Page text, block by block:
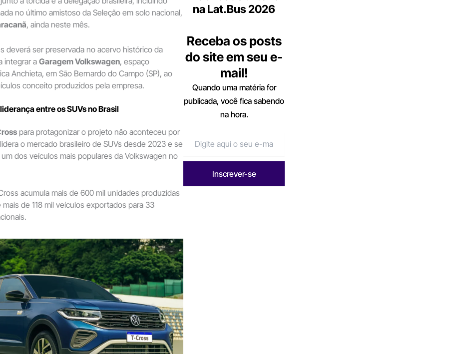
no último amistoso da Seleção em solo nacional,
, ainda neste mês.
deverá ser preservada no acervo histórico da
integrar aGaragem Volkswagen, espaço
Anchieta, em São Bernardo do Campo (SP), ao
conceito produzidos pela empresa.
entre os SUVs no Brasil
para protagonizar o projeto não aconteceu por
o mercado brasileiro de SUVs desde 2023 e se
dos veículos mais populares da Volkswagen no
acumula mais de 600 mil unidades produzidas
mais de 118 mil veículos exportados para 33
na Lat.Bus 2026
Receba os posts
do site em seu e-
mail!
Quando uma matéria for
publicada, você fica sabendo
na hora.
Inscrever-se